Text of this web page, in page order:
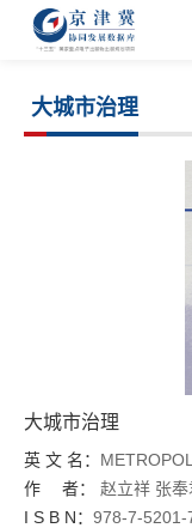
大城市治理
大城市治理
英 文 名：
作 者：
赵立祥 张奉
I S B N： 978-7-5201-